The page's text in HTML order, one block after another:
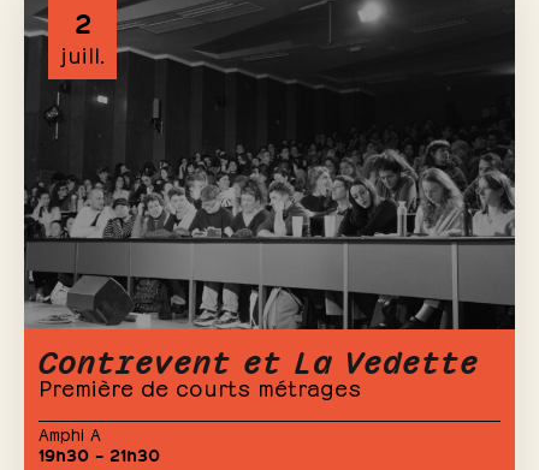
2
juill.
Contrevent et La Vedette
Première de courts métrages
Amphi A
19h30 – 21h30